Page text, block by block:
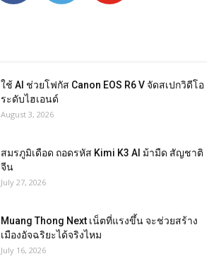
ใช้ AI ช่วยโฟกัส Canon EOS R6 V จัดสเปกวิดีโอ
ระดับไฮเอนด์
August 3, 2026
สมรภูมิเดือด ถอดรหัส Kimi K3 AI ม้ามืด สัญชาติ
จีน
July 27, 2026
Muang Thong Next เน็ตที่แรงขึ้น จะช่วยสร้าง
เมืองอัจฉริยะได้จริงไหม
July 16, 2026